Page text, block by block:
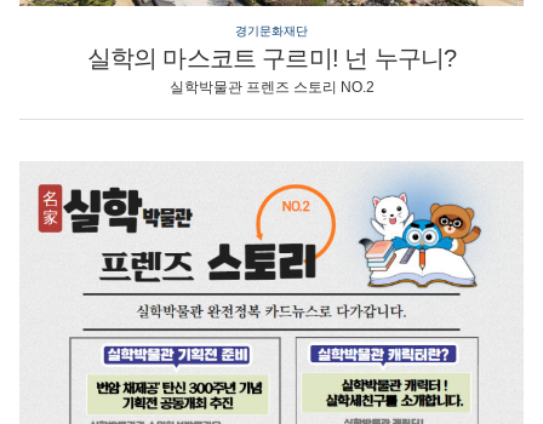
경기문화재단
실학의 마스코트 구르미! 넌 누구니?
실학박물관 프렌즈 스토리 NO.2